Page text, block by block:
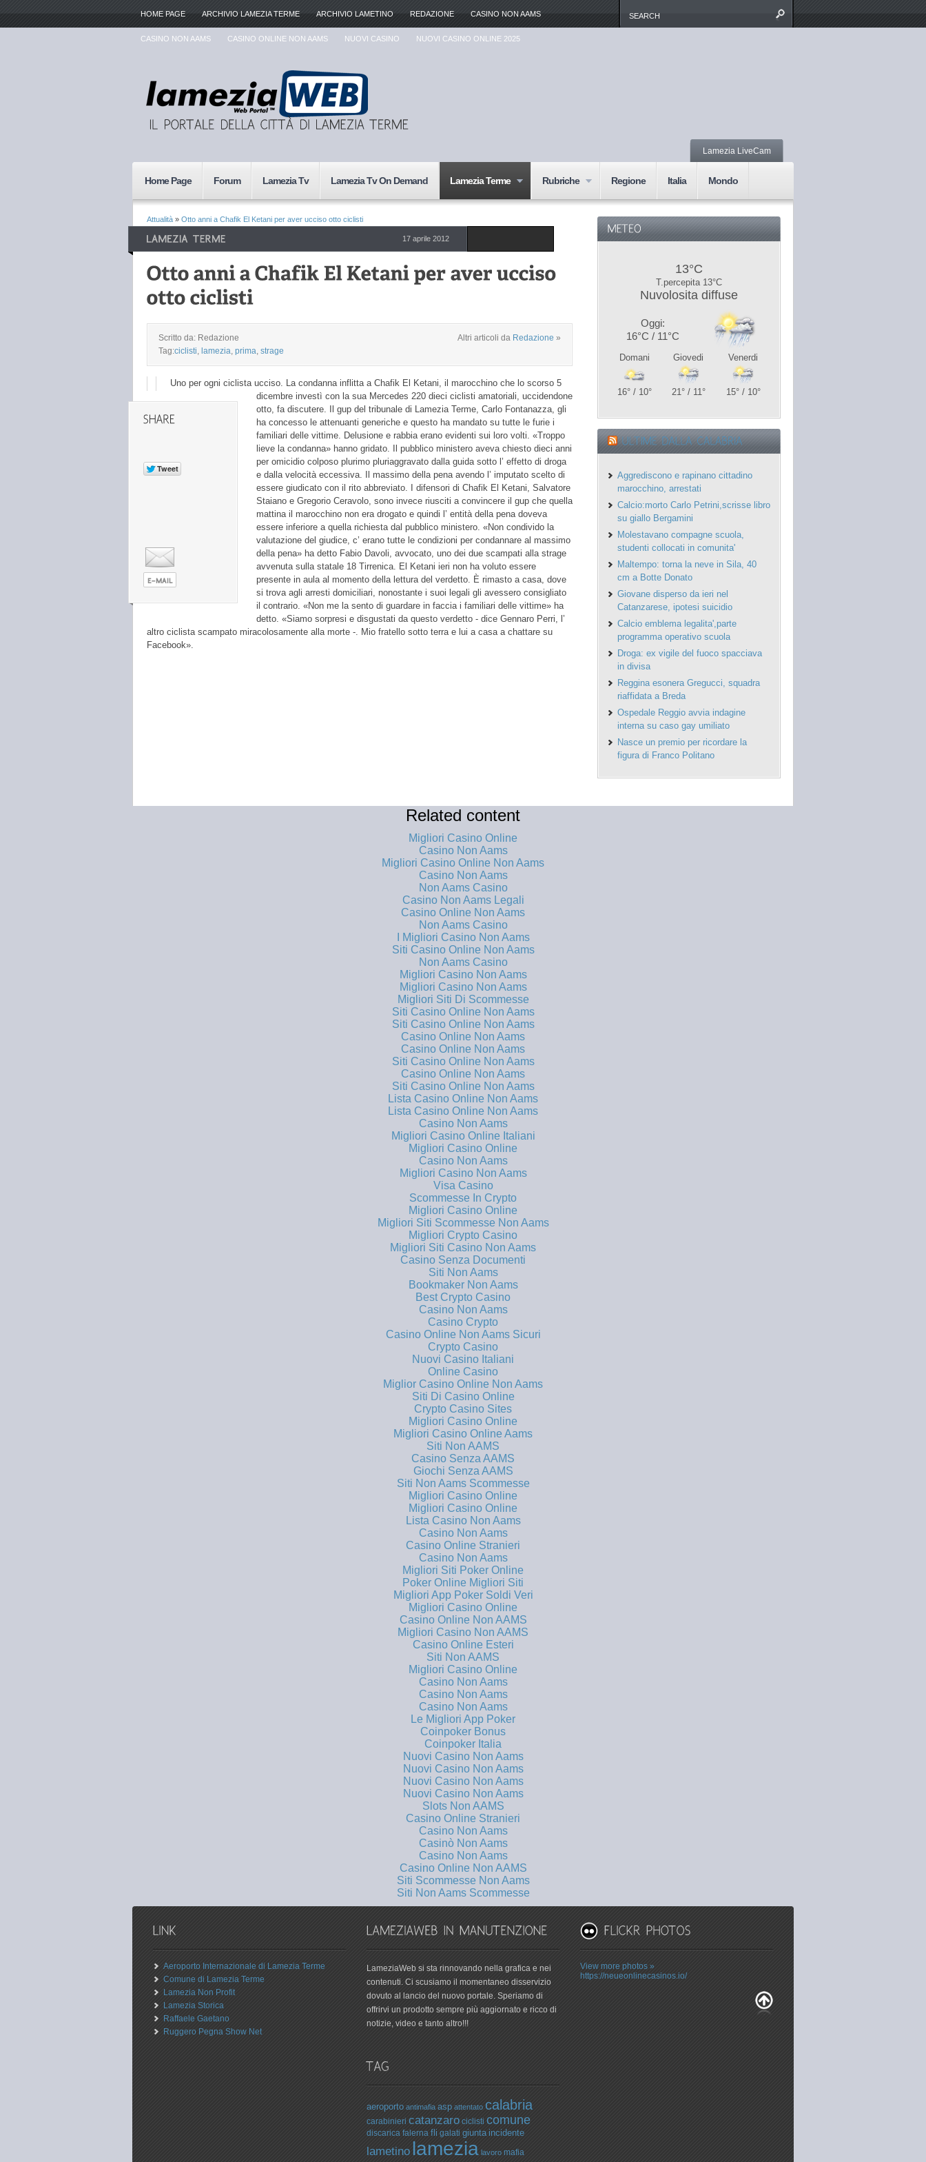
HOME PAGE ARCHIVIO LAMEZIA TERME ARCHIVIO LAMETINO REDAZIONE CASINO NON AAMS
CASINO NON AAMS CASINO ONLINE NON AAMS NUOVI CASINO NUOVI CASINO ONLINE 2025
Lamezia LiveCam
Home Page Forum Lamezia Tv Lamezia Tv On Demand Lamezia Terme Rubriche Regione Italia Mondo
Attualità » Otto anni a Chafik El Ketani per aver ucciso otto ciclisti
17 aprile 2012
Altri articoli da Redazione »
Scritto da: Redazione
Tag:ciclisti lamezia prima strage
Uno per ogni ciclista ucciso. La condanna inflitta a Chafik El Ketani, il marocchino che lo scorso 5
dicembre investì con la sua Mercedes 220 dieci ciclisti amatoriali, uccidendone
otto, fa discutere. Il gup del tribunale di Lamezia Terme, Carlo Fontanazza, gli
ha concesso le attenuanti generiche e questo ha mandato su tutte le furie i
familiari delle vittime. Delusione e rabbia erano evidenti sui loro volti. «Troppo
lieve la condanna» hanno gridato. Il pubblico ministero aveva chiesto dieci anni
per omicidio colposo plurimo pluriaggravato dalla guida sotto l’ effetto di droga
e dalla velocità eccessiva. Il massimo della pena avendo l’ imputato scelto di
essere giudicato con il rito abbreviato. I difensori di Chafik El Ketani, Salvatore
Staiano e Gregorio Ceravolo, sono invece riusciti a convincere il gup che quella
mattina il marocchino non era drogato e quindi l’ entità della pena doveva
essere inferiore a quella richiesta dal pubblico ministero. «Non condivido la
valutazione del giudice, c’ erano tutte le condizioni per condannare al massimo
della pena» ha detto Fabio Davoli, avvocato, uno dei due scampati alla strage
avvenuta sulla statale 18 Tirrenica. El Ketani ieri non ha voluto essere
presente in aula al momento della lettura del verdetto. È rimasto a casa, dove
si trova agli arresti domiciliari, nonostante i suoi legali gli avessero consigliato
il contrario. «Non me la sento di guardare in faccia i familiari delle vittime» ha
detto. «Siamo sorpresi e disgustati da questo verdetto - dice Gennaro Perri, l’
altro ciclista scampato miracolosamente alla morte -. Mio fratello sotto terra e lui a casa a chattare su
Facebook».
13°C
T.percepita 13°C
Nuvolosita diffuse
Oggi:
16°C / 11°C
Domani Giovedi Venerdi
16° / 10° 21° / 11° 15° / 10°
Aggrediscono e rapinano cittadino
marocchino, arrestati
Calcio:morto Carlo Petrini,scrisse libro
su giallo Bergamini
Molestavano compagne scuola,
studenti collocati in comunita'
Maltempo: torna la neve in Sila, 40
cm a Botte Donato
Giovane disperso da ieri nel
Catanzarese, ipotesi suicidio
Calcio emblema legalita',parte
programma operativo scuola
Droga: ex vigile del fuoco spacciava
in divisa
Reggina esonera Gregucci, squadra
riaffidata a Breda
Ospedale Reggio avvia indagine
interna su caso gay umiliato
Nasce un premio per ricordare la
figura di Franco Politano
Related content
Migliori Casino Online
Casino Non Aams
Migliori Casino Online Non Aams
Casino Non Aams
Non Aams Casino
Casino Non Aams Legali
Casino Online Non Aams
Non Aams Casino
I Migliori Casino Non Aams
Siti Casino Online Non Aams
Non Aams Casino
Migliori Casino Non Aams
Migliori Casino Non Aams
Migliori Siti Di Scommesse
Siti Casino Online Non Aams
Siti Casino Online Non Aams
Casino Online Non Aams
Casino Online Non Aams
Siti Casino Online Non Aams
Casino Online Non Aams
Siti Casino Online Non Aams
Lista Casino Online Non Aams
Lista Casino Online Non Aams
Casino Non Aams
Migliori Casino Online Italiani
Migliori Casino Online
Casino Non Aams
Migliori Casino Non Aams
Visa Casino
Scommesse In Crypto
Migliori Casino Online
Migliori Siti Scommesse Non Aams
Migliori Crypto Casino
Migliori Siti Casino Non Aams
Casino Senza Documenti
Siti Non Aams
Bookmaker Non Aams
Best Crypto Casino
Casino Non Aams
Casino Crypto
Casino Online Non Aams Sicuri
Crypto Casino
Nuovi Casino Italiani
Online Casino
Miglior Casino Online Non Aams
Siti Di Casino Online
Crypto Casino Sites
Migliori Casino Online
Migliori Casino Online Aams
Siti Non AAMS
Casino Senza AAMS
Giochi Senza AAMS
Siti Non Aams Scommesse
Migliori Casino Online
Migliori Casino Online
Lista Casino Non Aams
Casino Non Aams
Casino Online Stranieri
Casino Non Aams
Migliori Siti Poker Online
Poker Online Migliori Siti
Migliori App Poker Soldi Veri
Migliori Casino Online
Casino Online Non AAMS
Migliori Casino Non AAMS
Casino Online Esteri
Siti Non AAMS
Migliori Casino Online
Casino Non Aams
Casino Non Aams
Casino Non Aams
Le Migliori App Poker
Coinpoker Bonus
Coinpoker Italia
Nuovi Casino Non Aams
Nuovi Casino Non Aams
Nuovi Casino Non Aams
Nuovi Casino Non Aams
Slots Non AAMS
Casino Online Stranieri
Casino Non Aams
Casinò Non Aams
Casino Non Aams
Casino Online Non AAMS
Siti Scommesse Non Aams
Siti Non Aams Scommesse
Aeroporto Internazionale di Lamezia Terme
Comune di Lamezia Terme
Lamezia Non Profit
Lamezia Storica
Raffaele Gaetano
Ruggero Pegna Show Net
LameziaWeb si sta rinnovando nella grafica e nei
contenuti. Ci scusiamo il momentaneo disservizio
dovuto al lancio del nuovo portale. Speriamo di
offrirvi un prodotto sempre più aggiornato e ricco di
notizie, video e tanto altro!!!
aeroporto antimafia asp attentato calabria
carabinieri catanzaro ciclisti comune
discarica falerna fli galati giunta incidente
lametino lamezia lavoro mafia
View more photos »
https://neueonlinecasinos.io/